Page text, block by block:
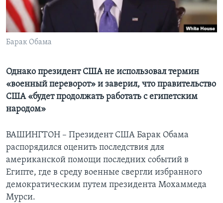
Learning English
СОЦИАЛЬНЫЕ СЕТИ
Языки
Барак Обама
Однако президент США не использовал термин
«военный переворот» и заверил, что правительство
США «будет продолжать работать с египетским
народом»
ВАШИНГТОН – Президент США Барак Обама
распорядился оценить последствия для
американской помощи последних событий в
Египте, где в среду военные свергли избранного
демократическим путем президента Мохаммеда
Мурси.